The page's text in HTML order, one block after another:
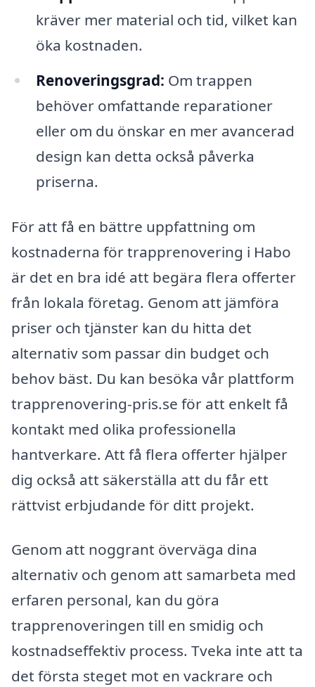
kräver mer material och tid, vilket kan
öka kostnaden.
Renoveringsgrad: Om trappen
behöver omfattande reparationer
eller om du önskar en mer avancerad
design kan detta också påverka
priserna.
För att få en bättre uppfattning om
kostnaderna för trapprenovering i Habo
är det en bra idé att begära flera offerter
från lokala företag. Genom att jämföra
priser och tjänster kan du hitta det
alternativ som passar din budget och
behov bäst. Du kan besöka vår plattform
trapprenovering-pris.se för att enkelt få
kontakt med olika professionella
hantverkare. Att få flera offerter hjälper
dig också att säkerställa att du får ett
rättvist erbjudande för ditt projekt.
Genom att noggrant överväga dina
alternativ och genom att samarbeta med
erfaren personal, kan du göra
trapprenoveringen till en smidig och
kostnadseffektiv process. Tveka inte att ta
det första steget mot en vackrare och